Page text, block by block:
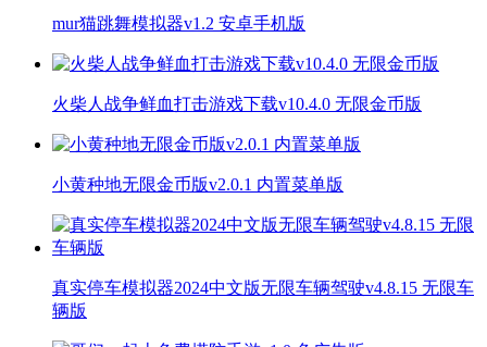
mur猫跳舞模拟器v1.2 安卓手机版
火柴人战争鲜血打击游戏下载v10.4.0 无限金币版
小黄种地无限金币版v2.0.1 内置菜单版
真实停车模拟器2024中文版无限车辆驾驶v4.8.15 无限车
辆版